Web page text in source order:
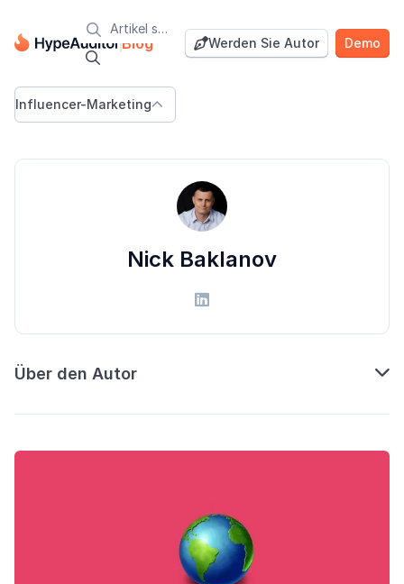
Blog


Werden Sie Autor Demo
Influencer-Marketing
Nick Baklanov

Über den Autor 